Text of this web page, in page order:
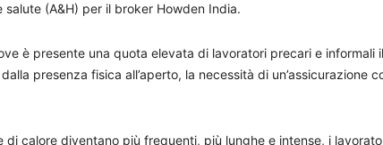
(A&H) per il broker Howden India.
è presente una quota elevata di lavoratori precari e informali
presenza fisica all’aperto, la necessità di un’assicurazione
di calore diventano più frequenti, più lunghe e intense, i